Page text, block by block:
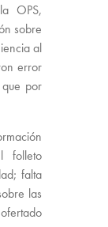
OPS,
sobre
al
error
por
folleto
falta
las